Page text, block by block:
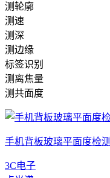
测轮廓
测速
测深
测边缘
标签识别
测离焦量
测共面度
手机背板玻璃平面度检测
3C电子